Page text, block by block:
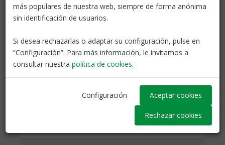
docents amb el model sindical que ANPE representa
com una Organització Sindical oberta i plural que
Món Occidental.
Pot consultar els nostres estatuts en el següent enllaç
Consultar estatuts
más populares de nuestra web, siempre de forma anónima
sin identificación de usuarios.
Si desea rechazarlas o adaptar su configuración, pulse en
“Configuración”. Para más información, le invitamos a
consultar nuestra política de cookies.
Configuración Aceptar cookies
Rechazar cookies